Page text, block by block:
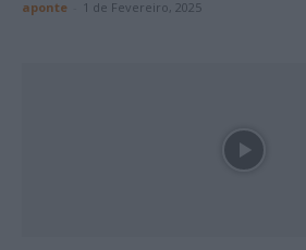
aponte 1 de Fevereiro, 2025